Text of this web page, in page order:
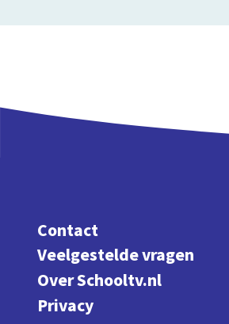
Contact
Veelgestelde vragen
Over Schooltv.nl
Privacy